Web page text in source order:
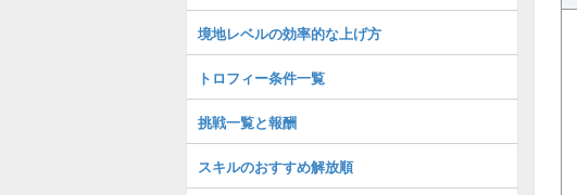
境地レベルの効率的な上げ方
トロフィー条件一覧
挑戦一覧と報酬
スキルのおすすめ解放順